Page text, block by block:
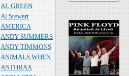
AL GREEN
Al Stewart
AMERICA
ANDY SUMMERS
ANDY TIMMONS
ANIMALS WHEN
ANTHRAX